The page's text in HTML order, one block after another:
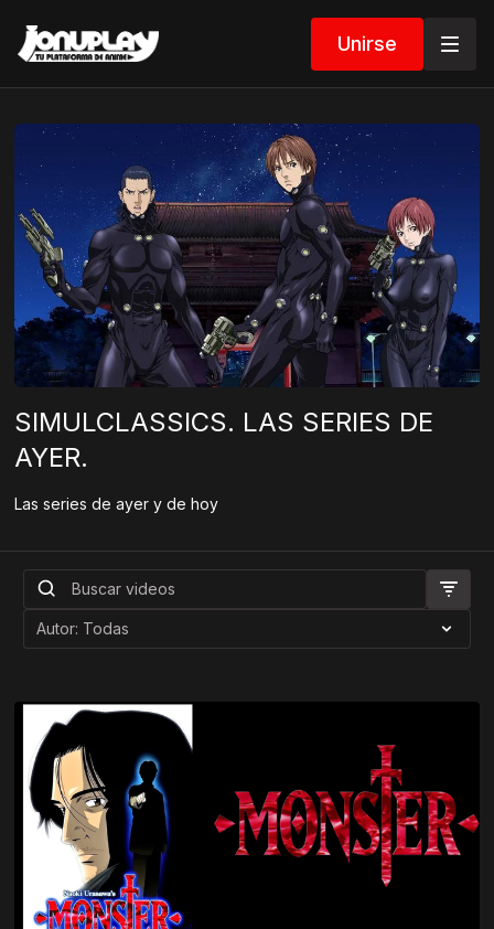
Unirse
SIMULCLASSICS. LAS SERIES DE
AYER.
Las series de ayer y de hoy